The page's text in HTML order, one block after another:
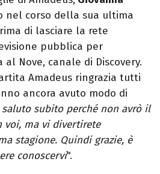
nel corso della sua ultima
di lasciare la rete
pubblica per
Nove, canale di Discovery.
Amadeus ringrazia tutti
ancora avuto modo di
saluto subito perché non avrò il
voi, ma vi divertirete
stagione. Quindi grazie, è
conoscervi".